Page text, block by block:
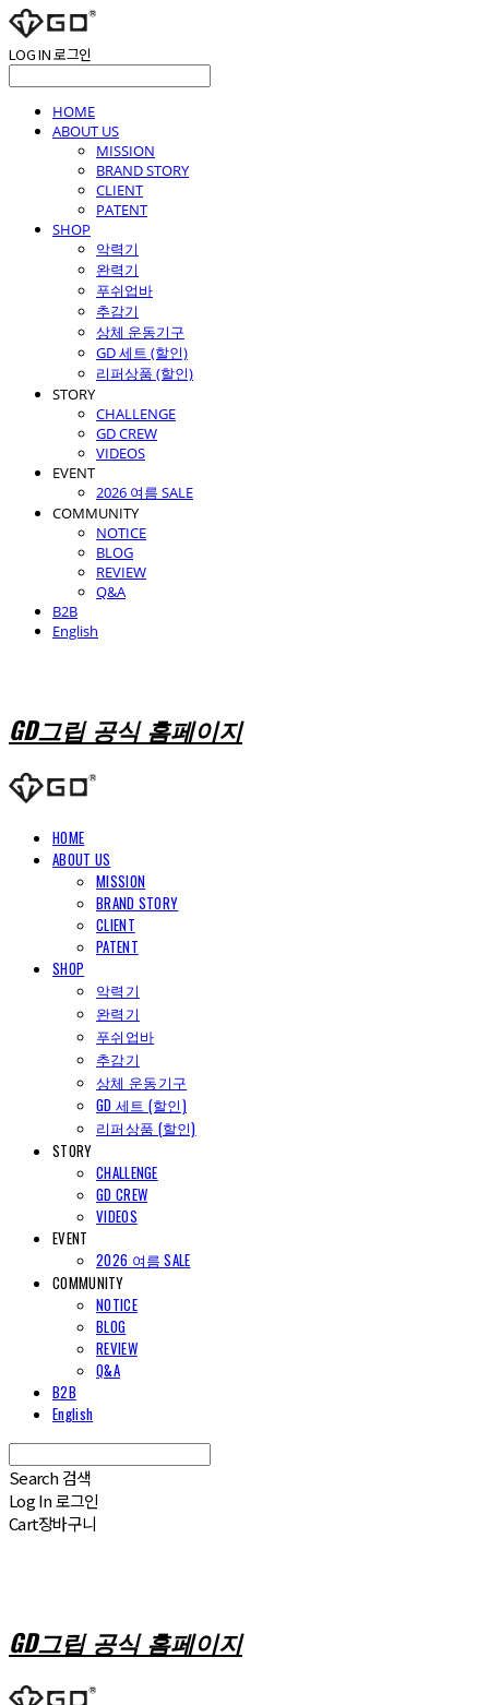
LOG IN로그인
HOME
ABOUT US
MISSION
BRAND STORY
CLIENT
PATENT
SHOP
악력기
완력기
푸쉬업바
추감기
상체 운동기구
GD 세트 (할인)
리퍼상품 (할인)
STORY
CHALLENGE
GD CREW
VIDEOS
EVENT
2026 여름 SALE
COMMUNITY
NOTICE
BLOG
REVIEW
Q&A
B2B
English
GD그립 공식 홈페이지
HOME
ABOUT US
MISSION
BRAND STORY
CLIENT
PATENT
SHOP
악력기
완력기
푸쉬업바
추감기
상체 운동기구
GD 세트 (할인)
리퍼상품 (할인)
STORY
CHALLENGE
GD CREW
VIDEOS
EVENT
2026 여름 SALE
COMMUNITY
NOTICE
BLOG
REVIEW
Q&A
B2B
English
Search 검색
Log In로그인
Cart장바구니
GD그립 공식 홈페이지